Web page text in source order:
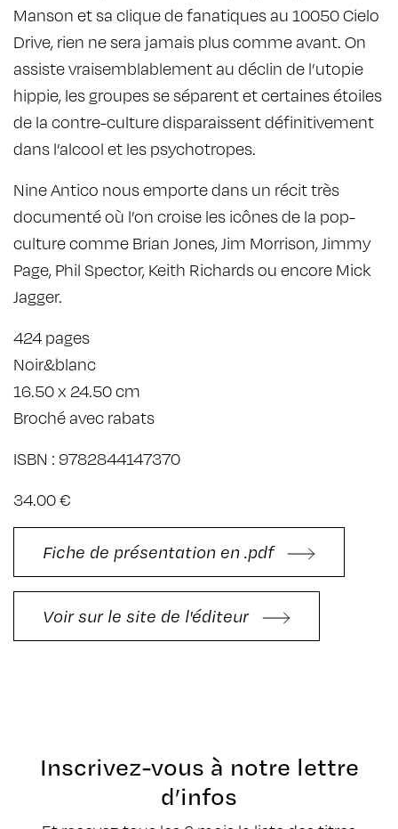
Manson et sa clique de fanatiques au 10050 Cielo
Drive, rien ne sera jamais plus comme avant. On
assiste vraisemblablement au déclin de l’utopie
hippie, les groupes se séparent et certaines étoiles
de la contre-culture disparaissent définitivement
dans l’alcool et les psychotropes.
Nine Antico nous emporte dans un récit très
documenté où l’on croise les icônes de la pop-
culture comme Brian Jones, Jim Morrison, Jimmy
Page, Phil Spector, Keith Richards ou encore Mick
Jagger.
424 pages
Noir&blanc
16.50 x 24.50 cm
Broché avec rabats
ISBN : 9782844147370
34.00 €
Fiche de présentation en .pdf
Voir sur le site de l'éditeur
Inscrivez-vous à notre lettre
d’infos